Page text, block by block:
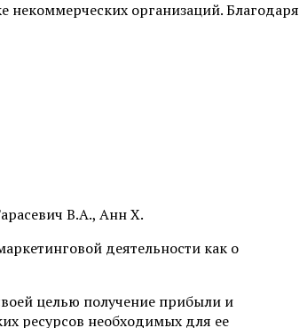
некоммерческих организаций. Благодаря
В.А., Анн Х.
деятельности как о
целью получение прибыли и
ресурсов необходимых для ее